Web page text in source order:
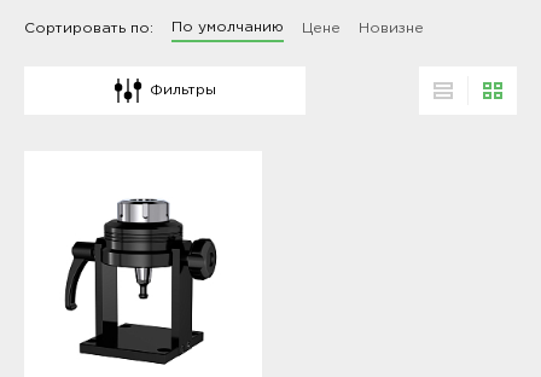
Сортировать по: По умолчанию Цене Новизне